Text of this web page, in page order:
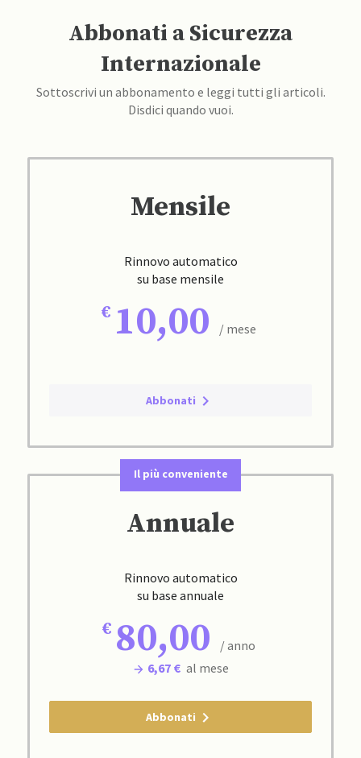
Abbonati a Sicurezza
Internazionale
Sottoscrivi un abbonamento e leggi tutti gli articoli.
Disdici quando vuoi.
Mensile
Rinnovo automatico
su base mensile
10,00 / mese
Abbonati
Il più conveniente
Annuale
Rinnovo automatico
su base annuale
80,00
/ anno
6,67 € al mese
Abbonati